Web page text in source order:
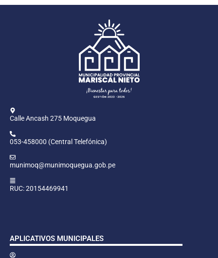
Calle Ancash 275 Moquegua
053-458000 (Central Telefónica)
munimoq@munimoquegua.gob.pe
RUC: 20154469941
APLICATIVOS MUNICIPALES